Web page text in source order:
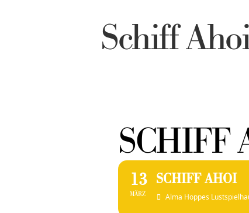
Schiff
SCHIFF
13
MÄRZ
SCHIFF AHOI
Alma Hoppes